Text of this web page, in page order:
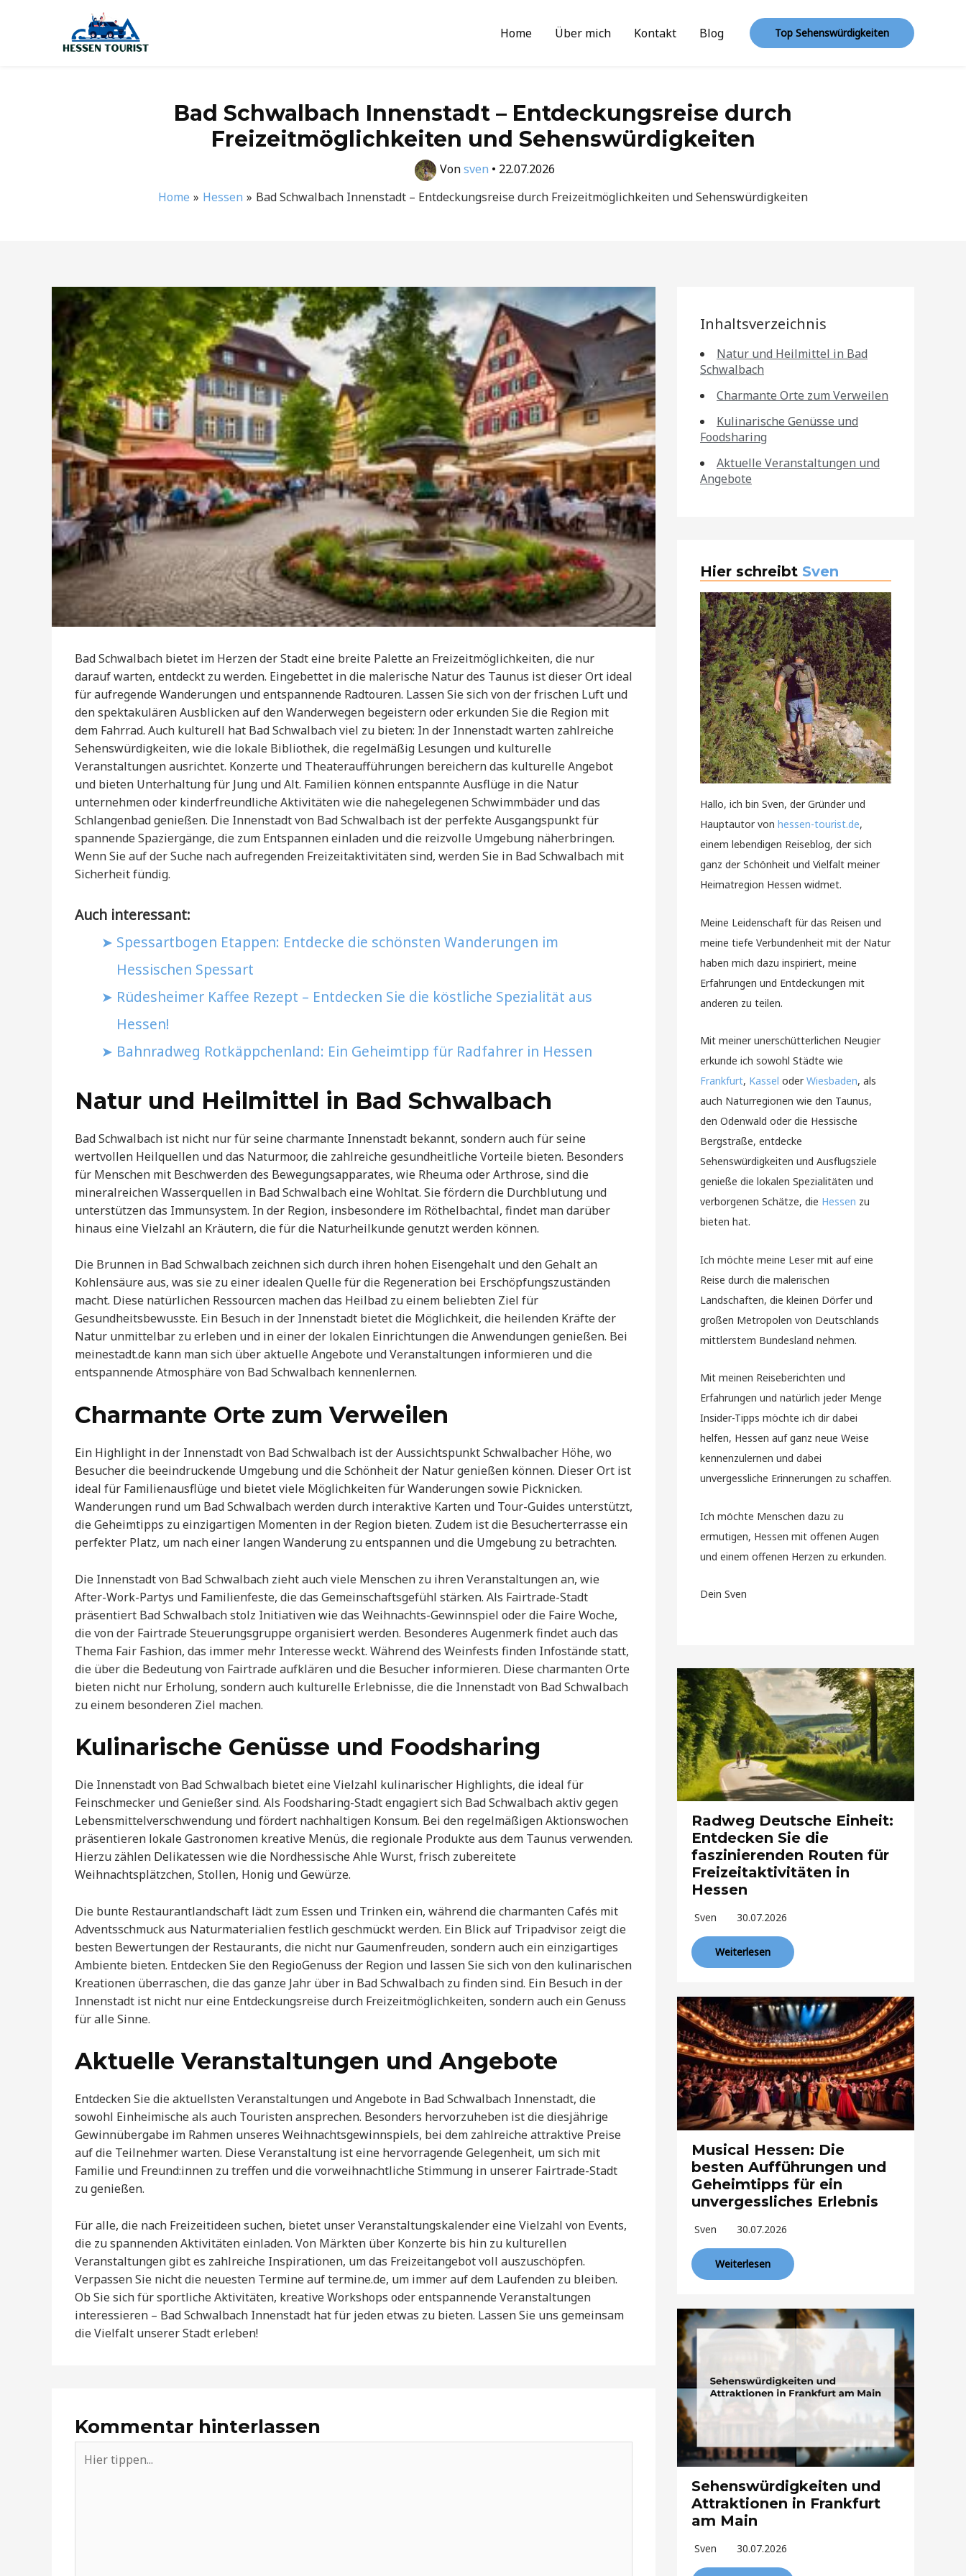
Home Über mich Kontakt Blog Top Sehenswürdigkeiten
Bad Schwalbach Innenstadt – Entdeckungsreise durch
Freizeitmöglichkeiten und Sehenswürdigkeiten
Vonsven • 22.07.2026
Home
Hessen Bad Schwalbach Innenstadt – Entdeckungsreise durch Freizeitmöglichkeiten und Sehenswürdigkeiten
Bad Schwalbach bietet im Herzen der Stadt eine breite Palette an Freizeitmöglichkeiten, die nur
darauf warten, entdeckt zu werden. Eingebettet in die malerische Natur des Taunus ist dieser Ort ideal
für aufregende Wanderungen und entspannende Radtouren. Lassen Sie sich von der frischen Luft und
den spektakulären Ausblicken auf den Wanderwegen begeistern oder erkunden Sie die Region mit
dem Fahrrad. Auch kulturell hat Bad Schwalbach viel zu bieten: In der Innenstadt warten zahlreiche
Sehenswürdigkeiten, wie die lokale Bibliothek, die regelmäßig Lesungen und kulturelle
Veranstaltungen ausrichtet. Konzerte und Theateraufführungen bereichern das kulturelle Angebot
und bieten Unterhaltung für Jung und Alt. Familien können entspannte Ausflüge in die Natur
unternehmen oder kinderfreundliche Aktivitäten wie die nahegelegenen Schwimmbäder und das
Schlangenbad genießen. Die Innenstadt von Bad Schwalbach ist der perfekte Ausgangspunkt für
spannende Spaziergänge, die zum Entspannen einladen und die reizvolle Umgebung näherbringen.
Wenn Sie auf der Suche nach aufregenden Freizeitaktivitäten sind, werden Sie in Bad Schwalbach mit
Sicherheit fündig.
Auch interessant:
Spessartbogen Etappen: Entdecke die schönsten Wanderungen im
Hessischen Spessart
Rüdesheimer Kaffee Rezept – Entdecken Sie die köstliche Spezialität aus
Hessen!
Bahnradweg Rotkäppchenland: Ein Geheimtipp für Radfahrer in Hessen
Natur und Heilmittel in Bad Schwalbach
Bad Schwalbach ist nicht nur für seine charmante Innenstadt bekannt, sondern auch für seine
wertvollen Heilquellen und das Naturmoor, die zahlreiche gesundheitliche Vorteile bieten. Besonders
für Menschen mit Beschwerden des Bewegungsapparates, wie Rheuma oder Arthrose, sind die
mineralreichen Wasserquellen in Bad Schwalbach eine Wohltat. Sie fördern die Durchblutung und
unterstützen das Immunsystem. In der Region, insbesondere im Röthelbachtal, findet man darüber
hinaus eine Vielzahl an Kräutern, die für die Naturheilkunde genutzt werden können.
Die Brunnen in Bad Schwalbach zeichnen sich durch ihren hohen Eisengehalt und den Gehalt an
Kohlensäure aus, was sie zu einer idealen Quelle für die Regeneration bei Erschöpfungszuständen
macht. Diese natürlichen Ressourcen machen das Heilbad zu einem beliebten Ziel für
Gesundheitsbewusste. Ein Besuch in der Innenstadt bietet die Möglichkeit, die heilenden Kräfte der
Natur unmittelbar zu erleben und in einer der lokalen Einrichtungen die Anwendungen genießen. Bei
meinestadt.de kann man sich über aktuelle Angebote und Veranstaltungen informieren und die
entspannende Atmosphäre von Bad Schwalbach kennenlernen.
Charmante Orte zum Verweilen
Ein Highlight in der Innenstadt von Bad Schwalbach ist der Aussichtspunkt Schwalbacher Höhe, wo
Besucher die beeindruckende Umgebung und die Schönheit der Natur genießen können. Dieser Ort ist
ideal für Familienausflüge und bietet viele Möglichkeiten für Wanderungen sowie Picknicken.
Wanderungen rund um Bad Schwalbach werden durch interaktive Karten und Tour-Guides unterstützt,
die Geheimtipps zu einzigartigen Momenten in der Region bieten. Zudem ist die Besucherterrasse ein
perfekter Platz, um nach einer langen Wanderung zu entspannen und die Umgebung zu betrachten.
Die Innenstadt von Bad Schwalbach zieht auch viele Menschen zu ihren Veranstaltungen an, wie
After-Work-Partys und Familienfeste, die das Gemeinschaftsgefühl stärken. Als Fairtrade-Stadt
präsentiert Bad Schwalbach stolz Initiativen wie das Weihnachts-Gewinnspiel oder die Faire Woche,
die von der Fairtrade Steuerungsgruppe organisiert werden. Besonderes Augenmerk findet auch das
Thema Fair Fashion, das immer mehr Interesse weckt. Während des Weinfests finden Infostände statt,
die über die Bedeutung von Fairtrade aufklären und die Besucher informieren. Diese charmanten Orte
bieten nicht nur Erholung, sondern auch kulturelle Erlebnisse, die die Innenstadt von Bad Schwalbach
zu einem besonderen Ziel machen.
Kulinarische Genüsse und Foodsharing
Die Innenstadt von Bad Schwalbach bietet eine Vielzahl kulinarischer Highlights, die ideal für
Feinschmecker und Genießer sind. Als Foodsharing-Stadt engagiert sich Bad Schwalbach aktiv gegen
Lebensmittelverschwendung und fördert nachhaltigen Konsum. Bei den regelmäßigen Aktionswochen
präsentieren lokale Gastronomen kreative Menüs, die regionale Produkte aus dem Taunus verwenden.
Hierzu zählen Delikatessen wie die Nordhessische Ahle Wurst, frisch zubereitete
Weihnachtsplätzchen, Stollen, Honig und Gewürze.
Die bunte Restaurantlandschaft lädt zum Essen und Trinken ein, während die charmanten Cafés mit
Adventsschmuck aus Naturmaterialien festlich geschmückt werden. Ein Blick auf Tripadvisor zeigt die
besten Bewertungen der Restaurants, die nicht nur Gaumenfreuden, sondern auch ein einzigartiges
Ambiente bieten. Entdecken Sie den RegioGenuss der Region und lassen Sie sich von den kulinarischen
Kreationen überraschen, die das ganze Jahr über in Bad Schwalbach zu finden sind. Ein Besuch in der
Innenstadt ist nicht nur eine Entdeckungsreise durch Freizeitmöglichkeiten, sondern auch ein Genuss
für alle Sinne.
Aktuelle Veranstaltungen und Angebote
Entdecken Sie die aktuellsten Veranstaltungen und Angebote in Bad Schwalbach Innenstadt, die
sowohl Einheimische als auch Touristen ansprechen. Besonders hervorzuheben ist die diesjährige
Gewinnübergabe im Rahmen unseres Weihnachtsgewinnspiels, bei dem zahlreiche attraktive Preise
auf die Teilnehmer warten. Diese Veranstaltung ist eine hervorragende Gelegenheit, um sich mit
Familie und Freund:innen zu treffen und die vorweihnachtliche Stimmung in unserer Fairtrade-Stadt
zu genießen.
Für alle, die nach Freizeitideen suchen, bietet unser Veranstaltungskalender eine Vielzahl von Events,
die zu spannenden Aktivitäten einladen. Von Märkten über Konzerte bis hin zu kulturellen
Veranstaltungen gibt es zahlreiche Inspirationen, um das Freizeitangebot voll auszuschöpfen.
Verpassen Sie nicht die neuesten Termine auf termine.de, um immer auf dem Laufenden zu bleiben.
Ob Sie sich für sportliche Aktivitäten, kreative Workshops oder entspannende Veranstaltungen
interessieren – Bad Schwalbach Innenstadt hat für jeden etwas zu bieten. Lassen Sie uns gemeinsam
die Vielfalt unserer Stadt erleben!
Kommentar hinterlassen
tippen...
Inhaltsverzeichnis
Natur und Heilmittel in Bad
Schwalbach
Charmante Orte zum Verweilen
Kulinarische Genüsse und
Foodsharing
Aktuelle Veranstaltungen und
Angebote
Hier schreibt Sven
Hallo, ich bin Sven, der Gründer und
Hauptautor von hessen-tourist.de,
einem lebendigen Reiseblog, der sich
ganz der Schönheit und Vielfalt meiner
Heimatregion Hessen widmet.
Meine Leidenschaft für das Reisen und
meine tiefe Verbundenheit mit der Natur
haben mich dazu inspiriert, meine
Erfahrungen und Entdeckungen mit
anderen zu teilen.
Mit meiner unerschütterlichen Neugier
erkunde ich sowohl Städte wie
Frankfurt, Kassel oderWiesbaden, als
auch Naturregionen wie den Taunus,
den Odenwald oder die Hessische
Bergstraße, entdecke
Sehenswürdigkeiten und Ausflugsziele
genieße die lokalen Spezialitäten und
verborgenen Schätze, die Hessen zu
bieten hat.
Ich möchte meine Leser mit auf eine
Reise durch die malerischen
Landschaften, die kleinen Dörfer und
großen Metropolen von Deutschlands
mittlerstem Bundesland nehmen.
Mit meinen Reiseberichten und
Erfahrungen und natürlich jeder Menge
Insider-Tipps möchte ich dir dabei
helfen, Hessen auf ganz neue Weise
kennenzulernen und dabei
unvergessliche Erinnerungen zu schaffen.
Ich möchte Menschen dazu zu
ermutigen, Hessen mit offenen Augen
und einem offenen Herzen zu erkunden.
Dein Sven
Radweg Deutsche Einheit:
Entdecken Sie die
faszinierenden Routen für
Freizeitaktivitäten in
Hessen
Sven 30.07.2026
Weiterlesen
Musical Hessen: Die
besten Aufführungen und
Geheimtipps für ein
unvergessliches Erlebnis
Sven 30.07.2026
Weiterlesen
Sehenswürdigkeiten und
Attraktionen in Frankfurt
am Main
Sven 30.07.2026